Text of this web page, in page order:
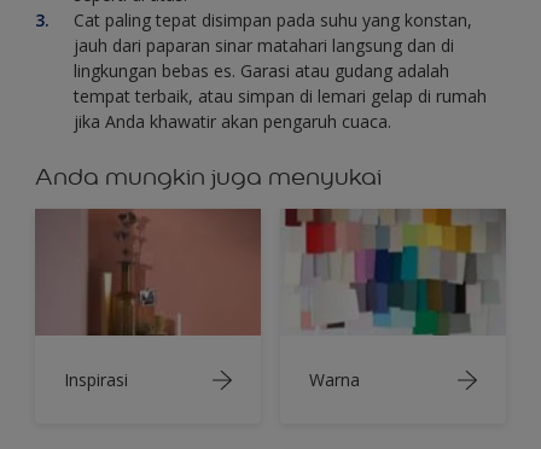
Cat paling tepat disimpan pada suhu yang konstan,
jauh dari paparan sinar matahari langsung dan di
lingkungan bebas es. Garasi atau gudang adalah
tempat terbaik, atau simpan di lemari gelap di rumah
jika Anda khawatir akan pengaruh cuaca.
Anda mungkin juga menyukai
Inspirasi Warna